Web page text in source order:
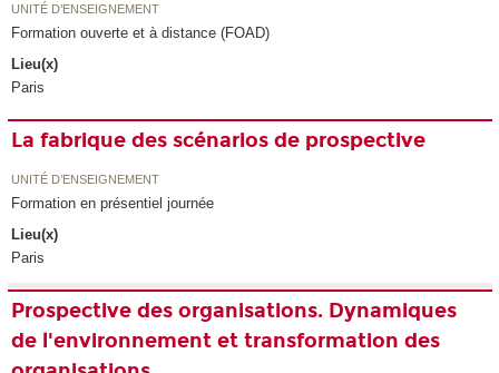
UNITÉ D’ENSEIGNEMENT
Formation ouverte et à distance (FOAD)
Lieu(x)
Paris
La fabrique des scénarios de prospective
UNITÉ D’ENSEIGNEMENT
Formation en présentiel journée
Lieu(x)
Paris
Prospective des organisations. Dynamiques
de l'environnement et transformation des